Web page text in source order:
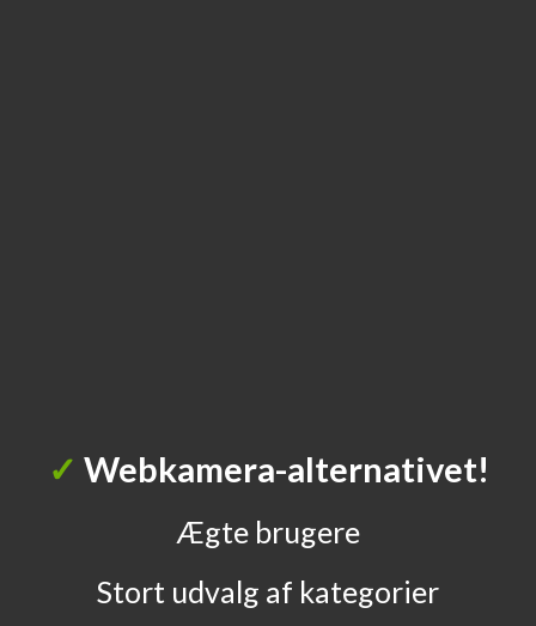
✓ Webkamera-alternativet!
Ægte brugere
Stort udvalg af kategorier